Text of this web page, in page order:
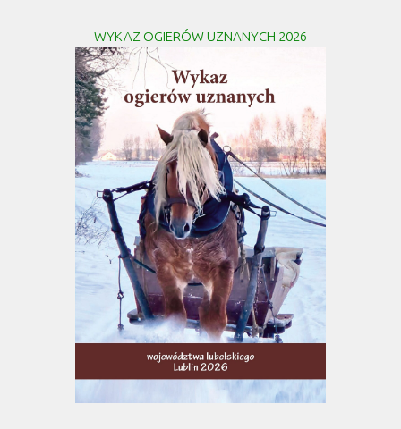
WYKAZ OGIERÓW UZNANYCH 2026